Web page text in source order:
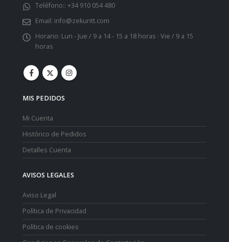
Teléfono:: +34 910 054 480
Email: info@zekuritt.com
Horario: Lun - Jue / 9 a 14 - 15 a 18 horas · Vie / 9 a 15
horas
MIS PEDIDOS
Mi Cuenta
Histórico de Pedidos
Detalles Cuenta
AVISOS LEGALES
Aviso Legal
Política de Privacidad
Política de cookies